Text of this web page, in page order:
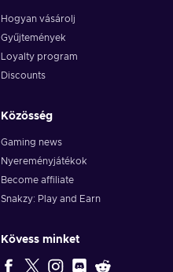
Hogyan vásárolj
Gyűjtemények
Loyalty program
Discounts
Közösség
Gaming news
Nyereményjátékok
Become affiliate
Snakzy: Play and Earn
Kövess minket